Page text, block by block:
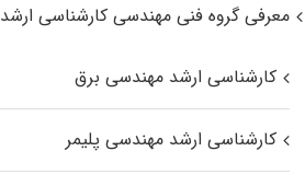
معرفی گروه فنی مهندسی کارشناسی ارشد
کارشناسی ارشد مهندسی برق
کارشناسی ارشد مهندسی پلیمر